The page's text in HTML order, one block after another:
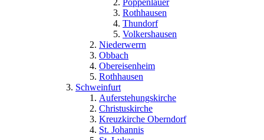
Rothhausen
Thundorf
Volkershausen
Niederwerrn
Obbach
Obereisenheim
Rothhausen
Schweinfurt
Auferstehungskirche
Christuskirche
Kreuzkirche Oberndorf
St. Johannis